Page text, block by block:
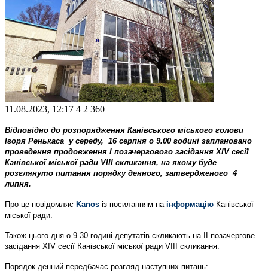
11.08.2023, 12:17 4 2 360
Відповідно до розпорядження Канівського міського голови
Ігоря Ренькаса у середу, 16 серпня о 9.00 годині заплановано
проведення продовження І позачергового засідання ХIV сесії
Канівської міської ради VIІІ скликання, на якому буде
розглянуто питання порядку денного, затвердженого 4
липня.
Про це повідомляє Kanos із посиланням на інформацію Канівської
міської ради.
Також цього дня о 9.30 годині депутатів скликають на ІІ позачергове
засідання ХIV сесії Канівської міської ради VІІІ скликання.
Порядок денний передбачає розгляд наступних питань: